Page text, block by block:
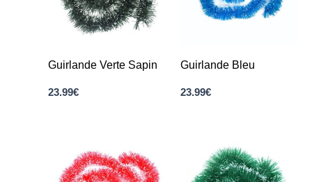
Guirlande Verte Sapin
23.99€
Guirlande Bleu
23.99€